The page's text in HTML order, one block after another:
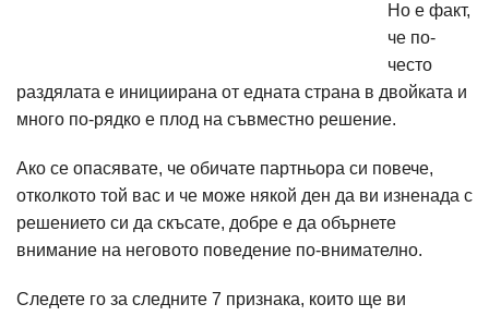
Но е факт,
че по-
често
раздялата е инициирана от едната страна в двойката и
много по-рядко е плод на съвместно решение.
Ако се опасявате, че обичате партньора си повече,
отколкото той вас и че може някой ден да ви изненада с
решението си да скъсате, добре е да обърнете
внимание на неговото поведение по-внимателно.
Следете го за следните 7 признака, които ще ви